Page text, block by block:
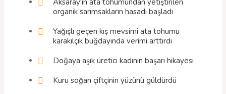
organik sarımsakların hasadı başladı
Yağışlı geçen kış mevsimi ata tohumu
karakılçık buğdayında verimi arttırdı
Doğaya aşık üretici kadının başarı hikayesi
Kuru soğan çiftçinin yüzünü güldürdü